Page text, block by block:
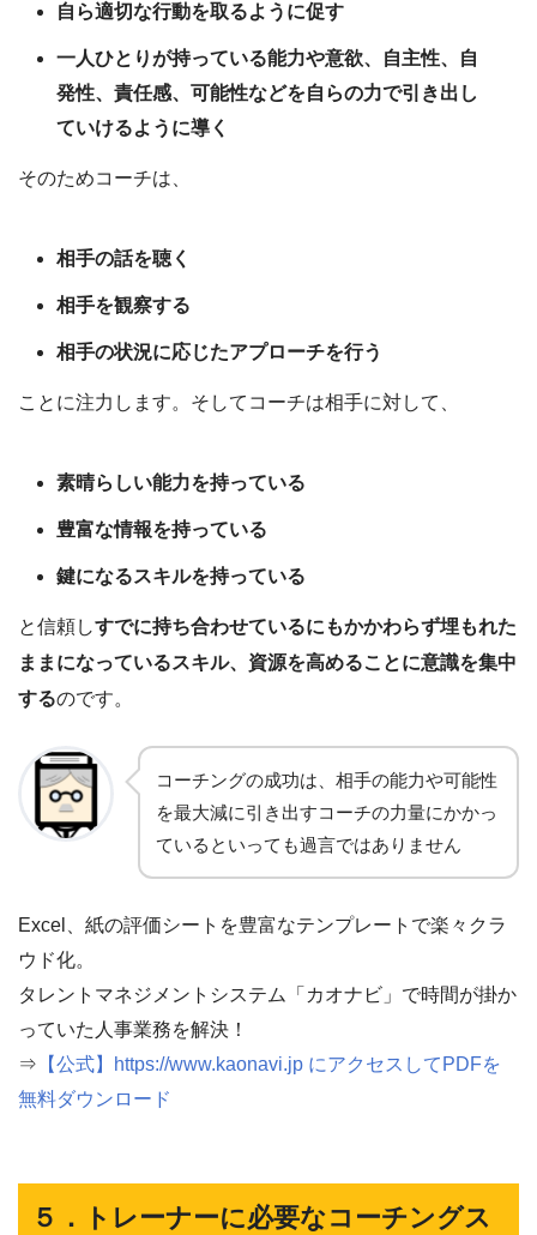
自ら適切な行動を取るように促す
一人ひとりが持っている能力や意欲、自主性、自
発性、責任感、可能性などを自らの力で引き出し
ていけるように導く
そのためコーチは、
相手の話を聴く
相手を観察する
相手の状況に応じたアプローチを行う
ことに注力します。そしてコーチは相手に対して、
素晴らしい能力を持っている
豊富な情報を持っている
鍵になるスキルを持っている
と信頼しすでに持ち合わせているにもかかわらず埋もれた
ままになっているスキル、資源を高めることに意識を集中
するのです。
コーチングの成功は、相手の能力や可能性
を最大減に引き出すコーチの力量にかかっ
ているといっても過言ではありません
Excel、紙の評価シートを豊富なテンプレートで楽々クラ
ウド化。
タレントマネジメントシステム「カオナビ」で時間が掛か
っていた人事業務を解決！
⇒ 【公式】https://www.kaonavi.jp にアクセスしてPDFを
無料ダウンロード
５．トレーナーに必要なコーチングス